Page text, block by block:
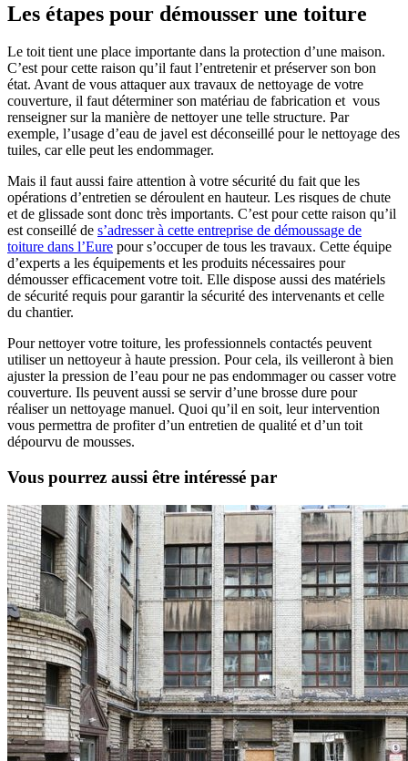
Les étapes pour démousser une toiture
Le toit tient une place importante dans la protection d’une maison.
C’est pour cette raison qu’il faut l’entretenir et préserver son bon
état. Avant de vous attaquer aux travaux de nettoyage de votre
couverture, il faut déterminer son matériau de fabrication et vous
renseigner sur la manière de nettoyer une telle structure. Par
exemple, l’usage d’eau de javel est déconseillé pour le nettoyage des
tuiles, car elle peut les endommager.
Mais il faut aussi faire attention à votre sécurité du fait que les
opérations d’entretien se déroulent en hauteur. Les risques de chute
et de glissade sont donc très importants. C’est pour cette raison qu’il
est conseillé de s’adresser à cette entreprise de démoussage de
toiture dans l’Eure pour s’occuper de tous les travaux. Cette équipe
d’experts a les équipements et les produits nécessaires pour
démousser efficacement votre toit. Elle dispose aussi des matériels
de sécurité requis pour garantir la sécurité des intervenants et celle
du chantier.
Pour nettoyer votre toiture, les professionnels contactés peuvent
utiliser un nettoyeur à haute pression. Pour cela, ils veilleront à bien
ajuster la pression de l’eau pour ne pas endommager ou casser votre
couverture. Ils peuvent aussi se servir d’une brosse dure pour
réaliser un nettoyage manuel. Quoi qu’il en soit, leur intervention
vous permettra de profiter d’un entretien de qualité et d’un toit
dépourvu de mousses.
Vous pourrez aussi être intéressé par